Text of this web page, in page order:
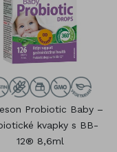
Probiotic Baby –
kvapky s BB-
12® 8,6ml